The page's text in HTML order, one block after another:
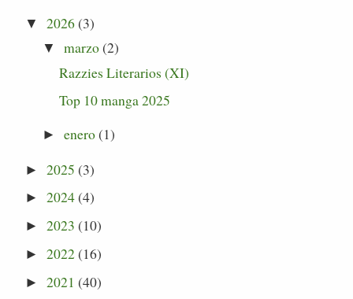
▼ 2026(3)
▼ marzo(2)
Razzies Literarios (XI)
Top 10 manga 2025
► enero(1)
►2025 (3)
►2024(4)
►2023 (10)
►2022(16)
►2021 (40)